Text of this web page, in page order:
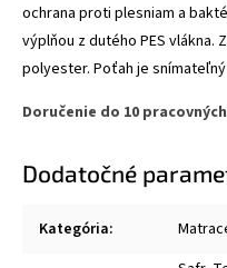
ochrana proti plesniam a
výplňou z dutého PES vlákna.
polyester. Poťah je snímateľný
Doručenie do 10
Dodatočné
Kategória: